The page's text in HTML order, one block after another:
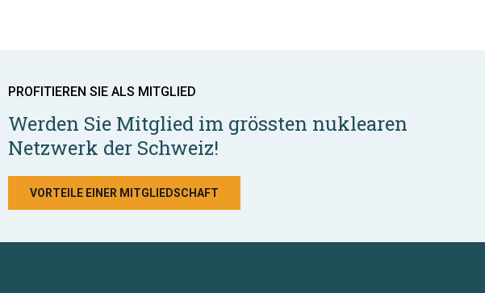
PROFITIEREN SIE ALS MITGLIED
Werden Sie Mitglied im grössten nuklearen
Netzwerk der Schweiz!
VORTEILE EINER MITGLIEDSCHAFT